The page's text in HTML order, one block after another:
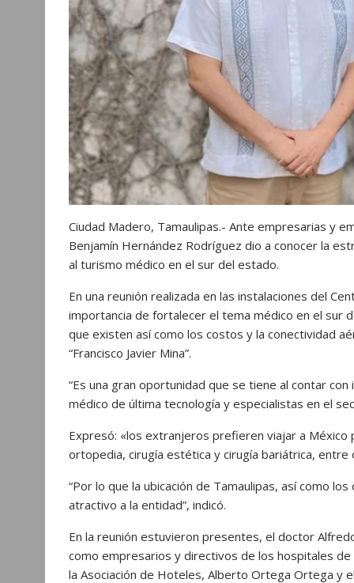
r
Ciudad Madero, Tamaulipas.- Ante empresarias y
Benjamín Hernández Rodríguez dio a conocer la
al turismo médico en el sur del estado.
En una reunión realizada en las instalaciones del
importancia de fortalecer el tema médico en el sur
que existen así como los costos y la conectividad
“Francisco Javier Mina”.
“Es una gran oportunidad que se tiene al contar
médico de última tecnología y especialistas en el
Expresó: «los extranjeros prefieren viajar a
ortopedia, cirugía estética y cirugía bariátrica, entre
“Por lo que la ubicación de Tamaulipas, así como
atractivo a la entidad”, indicó.
En la reunión estuvieron presentes, el doctor
como empresarios y directivos de los hospitales
la Asociación de Hoteles, Alberto Ortega Ortega y